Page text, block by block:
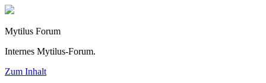
Mytilus Forum
Internes Mytilus-Forum.
Zum Inhalt